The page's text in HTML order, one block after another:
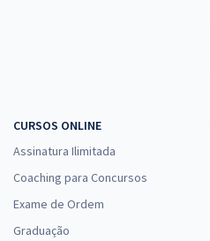
CURSOS ONLINE
Assinatura Ilimitada
Coaching para Concursos
Exame de Ordem
Graduação